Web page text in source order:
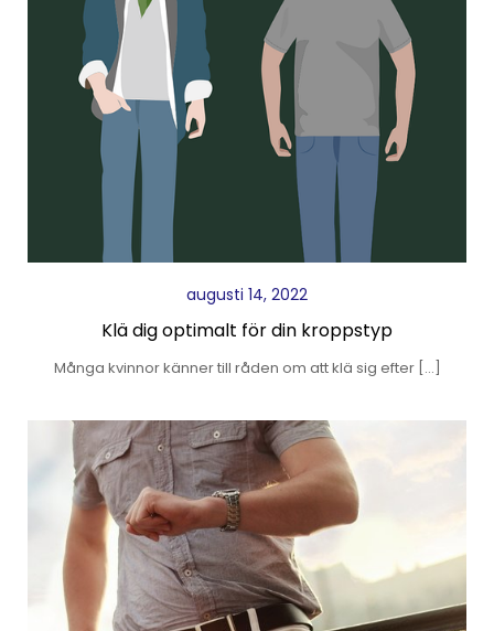
augusti 14, 2022
Klä dig optimalt för din kroppstyp
Många kvinnor känner till råden om att klä sig efter […]